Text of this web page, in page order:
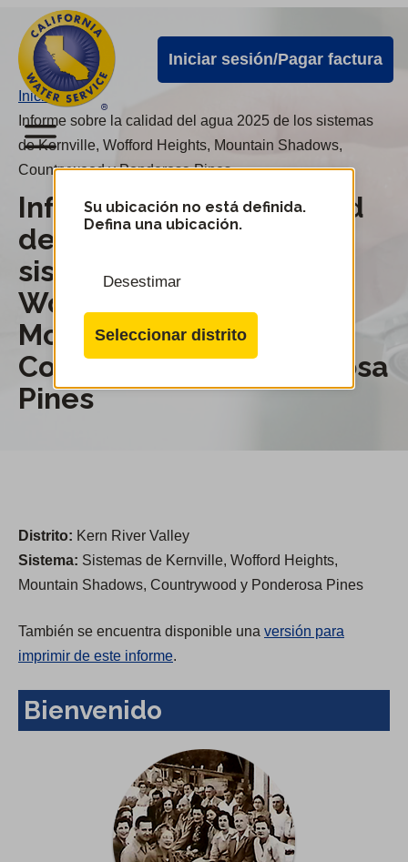
directamente
contenido
principal
Alertas
de
Cal
Water
Iniciar sesión/Pagar factura
Menú
Menú
del
servicio
móvil
de
Cal
Water
Su ubicación no está definida.
Defina una ubicación.
Desestimar
Seleccionar distrito
Cambiar
distrito
Inicio /
Informe sobre la calidad del agua 2025 de los sistemas
de Kernville, Wofford Heights, Mountain Shadows,
Countrywood y Ponderosa Pines
Informe sobre la calidad
del agua 2025 de los
sistemas de Kernville,
Wofford Heights,
Mountain Shadows,
Countrywood y Ponderosa
Pines
Distrito: Kern River Valley
Sistema: Sistemas de Kernville, Wofford Heights,
Mountain Shadows, Countrywood y Ponderosa Pines
También se encuentra disponible una versión para
imprimir de este informe.
Bienvenido